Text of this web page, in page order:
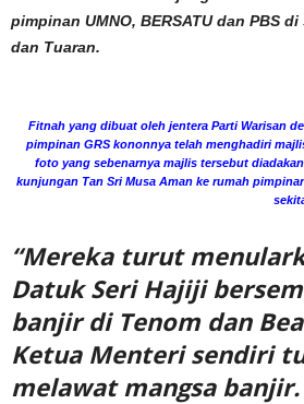
pimpinan UMNO, BERSATU dan PBS
dan Tuaran.
Fitnah yang dibuat oleh jentera Parti Warisan
pimpinan GRS kononnya telah menghadiri
foto yang sebenarnya majlis tersebut
kunjungan Tan Sri Musa Aman ke rumah
“Mereka turut
Datuk Seri Hajiji
banjir di Tenom dan
Ketua Menteri sendiri
melawat mangsa banjir.